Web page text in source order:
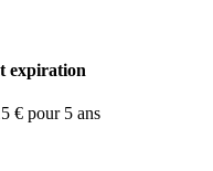
expiration
€ pour 5 ans